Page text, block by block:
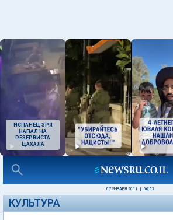
ИСПАНЕЦ ЗРЯ
НАПАЛ НА
РЕЗЕРВИСТА
ЦАХАЛА
07 ЯНВАРЯ 2011 06:07
КУЛЬТУРА